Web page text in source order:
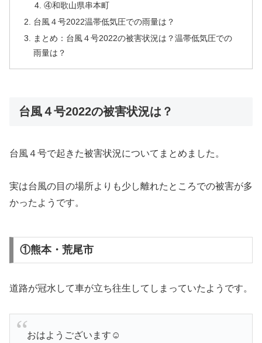
④和歌山県串本町
台風４号2022温帯低気圧での雨量は？
まとめ：台風４号2022の被害状況は？温帯低気圧での
雨量は？
台風４号2022の被害状況は？
台風４号で起きた被害状況についてまとめました。
実は台風の目の場所よりも少し離れたところでの被害が多
かったようです。
①熊本・荒尾市
道路が冠水して車が立ち往生してしまっていたようです。
おはようございます☺️